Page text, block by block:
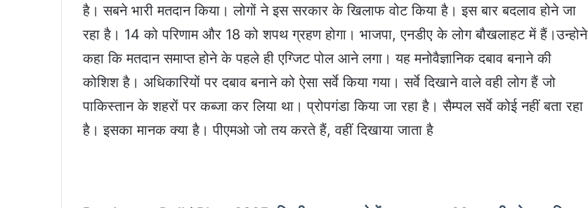
है। सबने भारी मतदान किया। लोगों ने इस सरकार के खिलाफ वोट किया है। इस बार बदलाव होने जा
रहा है। 14 को परिणाम और 18 को शपथ ग्रहण होगा। भाजपा, एनडीए के लोग बौखलाहट में हैं।उन्होने
कहा कि मतदान समाप्त होने के पहले ही एग्जिट पोल आने लगा। यह मनोवैज्ञानिक दबाव बनाने की
कोशिश है। अधिकारियों पर दबाव बनाने को ऐसा सर्वे किया गया। सर्वे दिखाने वाले वही लोग हैं जो
पाकिस्तान के शहरों पर कब्जा कर लिया था। प्रोपगंडा किया जा रहा है। सैम्पल सर्वे कोई नहीं बता रहा
है। इसका मानक क्या है। पीएमओ जो तय करते हैं, वहीं दिखाया जाता है